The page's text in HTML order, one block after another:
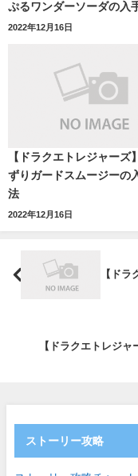
ぷるワンダーソーダの入
2022年12月16日
【ドラクエトレジャーズ
ずりガードスムージーの
法
2022年12月16日
【ド
【ドラクエトレジ
ストーリー攻略